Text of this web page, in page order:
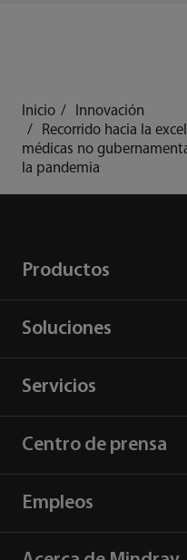
Inicio
Innovación
Recorrido hacia la
médicas no
la pandemia
Productos
Soluciones
Servicios
Centro de prensa
Empleos